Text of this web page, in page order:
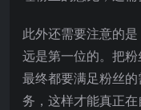
此外还需要注意的
远是第一位的。把
最终都要满足粉丝
务，这样才能真正在